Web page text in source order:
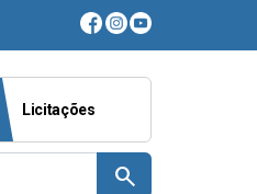
Licitações
search